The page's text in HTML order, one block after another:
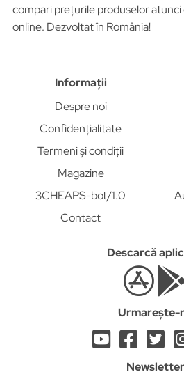
compari prețurile produselor
online. Dezvoltat în România!
Informații
Despre noi
Confidențialitate
Termeni și condiții
Magazine
3CHEAPS-bot/1.0
Contact
Descarcă
Urmarește-
Newsletter